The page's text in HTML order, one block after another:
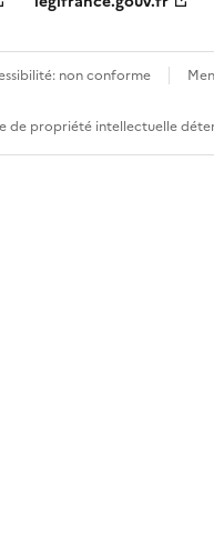
non conforme
de propriété intellectuelle